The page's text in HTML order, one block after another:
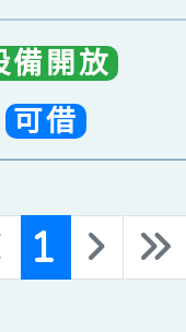
備開放
可借
1 › »